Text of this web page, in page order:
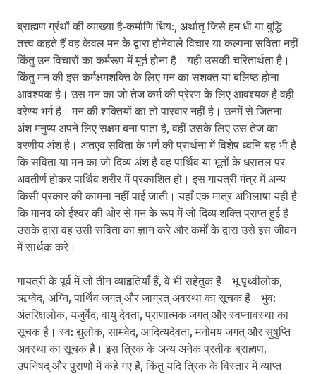
ब्राह्मण ग्रंथों की व्याख्या है-कर्माणि धिय:, अर्थातृ जिसे हम धी या बुद्धि
तत्त्व कहते हैं वह केवल मन के द्वारा होनेवाले विचार या कल्पना सविता नहीं
किंतु उन विचारों का कर्मरूप में मूर्त होना है। यही उसकी चरितार्थता है।
किंतु मन की इस कर्मक्षमशक्ति के लिए मन का सशक्त या बलिष्ठ होना
आवश्यक है। उस मन का जो तेज कर्म की प्रेरण के लिए आवश्यक है वही
वरेण्य भर्ग है। मन की शक्तियों का तो पारवार नहीं है। उनमें से जितना
अंश मनुष्य अपने लिए सक्षम बना पाता है, वहीं उसके लिए उस तेज का
वरणीय अंश है। अतएव सविता के भर्ग की प्रार्थना में विशेष ध्वनि यह भी है
कि सविता या मन का जो दिव्य अंश है वह पार्थिव या भूतों के धरातल पर
अवतीर्ण होकर पार्थिव शरीर में प्रकाशित हो। इस गायत्री मंत्र में अन्य
किसी प्रकार की कामना नहीं पाई जाती। यहाँ एक मात्र अभिलाषा यही है
कि मानव को ईश्वर की ओर से मन के रूप में जो दिव्य शक्ति प्राप्त हुई है
उसके द्वारा वह उसी सविता का ज्ञान करे और कर्मों के द्वारा उसे इस जीवन
में सार्थक करे।
गायत्री के पूर्व में जो तीन व्याहृतियाँ हैं, वे भी सहेतुक हैं। भू पृथ्वीलोक,
ऋग्वेद, अग्नि, पार्थिव जगत् और जाग्रत् अवस्था का सूचक है। भुव:
अंतरिक्षलोक, यजुर्वेद, वायु देवता, प्राणात्मक जगत् और स्वप्नावस्था का
सूचक है। स्व: द्युलोक, सामवेद, आदित्यदेवता, मनोमय जगत् और सुषुप्ति
अवस्था का सूचक है। इस त्रिक के अन्य अनेक प्रतीक ब्राह्मण,
उपनिषद् और पुराणों में कहे गए हैं, किंतु यदि त्रिक के विस्तार में व्याप्त